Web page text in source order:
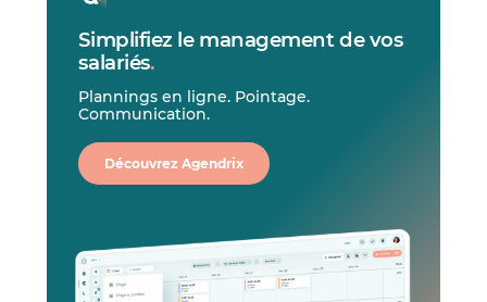
Simplifiez le management de vos
salariés.
Plannings en ligne. Pointage.
Communication.
Découvrez Agendrix